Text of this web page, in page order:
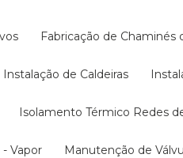
Fabricação de Chaminés
Instalação de Caldeiras
Isolamento Térmico Redes
- Vapor Manutenção de